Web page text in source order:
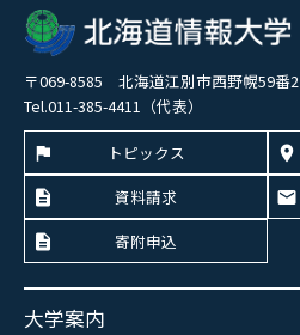
〒069-8585 北海道江別市西野幌59番2
Tel.011-385-4411（代表）
トピックス
資料請求
寄附申込
大学案内